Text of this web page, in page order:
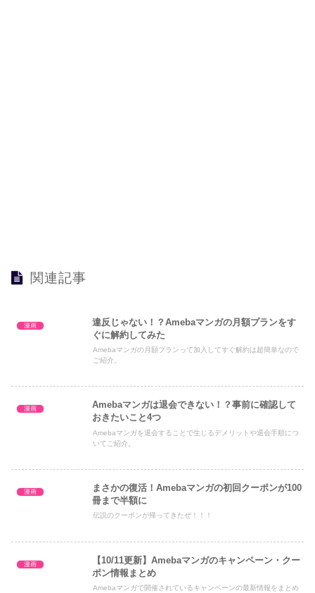
関連記事
漫画
違反じゃない！？Amebaマンガの月額プランをす
ぐに解約してみた
Amebaマンガの月額プランって加入してすぐ解約は超簡単なので
ご紹介。
漫画
Amebaマンガは退会できない！？事前に確認して
おきたいこと4つ
Amebaマンガを退会することで生じるデメリットや退会手順につ
いてご紹介。
漫画
まさかの復活！Amebaマンガの初回クーポンが100
冊まで半額に
伝説のクーポンが帰ってきたぜ！！！
漫画
【10/11更新】Amebaマンガのキャンペーン・クー
ポン情報まとめ
Amebaマンガで開催されているキャンペーンの最新情報をまとめ